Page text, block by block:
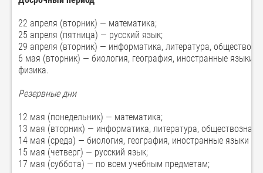
22 апреля (вторник) — математика;
25 апреля (пятница) — русский язык;
29 апреля (вторник) — информатика, литература,
6 мая (вторник) — биология, география, иностранные языки
физика.
Резервные дни
12 мая (понедельник) — математика;
13 мая (вторник) — информатика, литература,
14 мая (среда) — биология, география, иностранные языки
15 мая (четверг) — русский язык;
17 мая (суббота) — по всем учебным предметам;